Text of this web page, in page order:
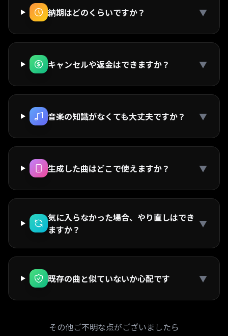
納期はどのくらいですか？ ▼
キャンセルや返金はできますか？ ▼
音楽の知識がなくても大丈夫ですか？ ▼
生成した曲はどこで使えますか？ ▼
気に入らなかった場合、やり直しはでき
ますか？
▼
既存の曲と似ていないか心配です ▼
その他ご不明な点がございましたら